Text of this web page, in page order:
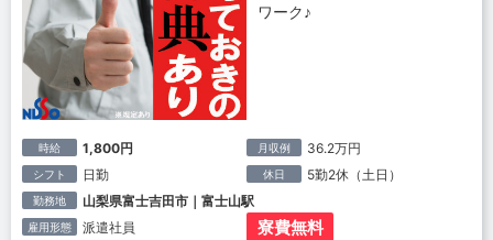
ワーク♪
時給 1,800円 月収例 36.2万円
シフト 日勤 休日 5勤2休（土日）
勤務地 山梨県富士吉田市｜富士山駅
雇用形態 派遣社員 寮費無料